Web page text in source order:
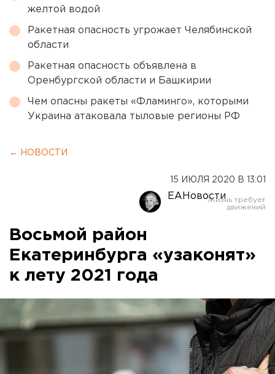
желтой водой
Ракетная опасность угрожает Челябинской
области
Ракетная опасность объявлена в
Оренбургской области и Башкирии
Чем опасны ракеты «Фламинго», которыми
Украина атаковала тыловые регионы РФ
← НОВОСТИ
15 ИЮЛЯ 2020 В 13:01
ЕАНовости
Восьмой район
Екатеринбурга «узаконят»
к лету 2021 года